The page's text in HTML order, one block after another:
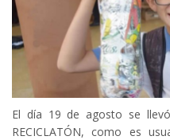
El día 19 de agosto se
RECICLATÓN, como es